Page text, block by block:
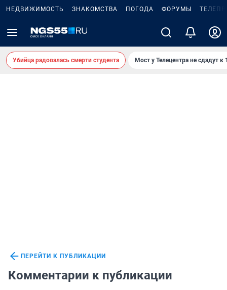
НЕДВИЖИМОСТЬ ЗНАКОМСТВА ПОГОДА ФОРУМЫ
Убийца радовалась смерти студента Мост у Телецентра не сдадут к
ПЕРЕЙТИ К ПУБЛИКАЦИИ
Комментарии к публикации